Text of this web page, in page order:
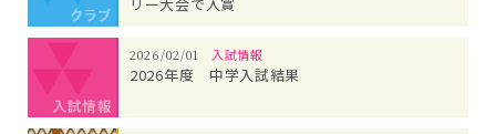
2026/02/01 入試情報
2026年度 中学入試結果